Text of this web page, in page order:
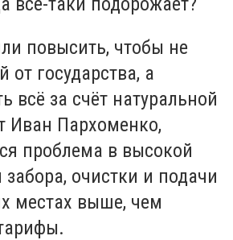
повысить, чтобы не
от государства, а
всё за счёт натуральной
Иван Пархоменко,
проблема в высокой
забора, очистки и подачи
местах выше, чем